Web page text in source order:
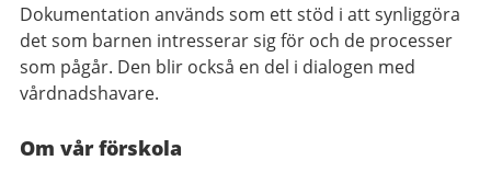
Dokumentation används som ett stöd i att synliggöra
det som barnen intresserar sig för och de processer
som pågår. Den blir också en del i dialogen med
vårdnadshavare.
Om vår förskola